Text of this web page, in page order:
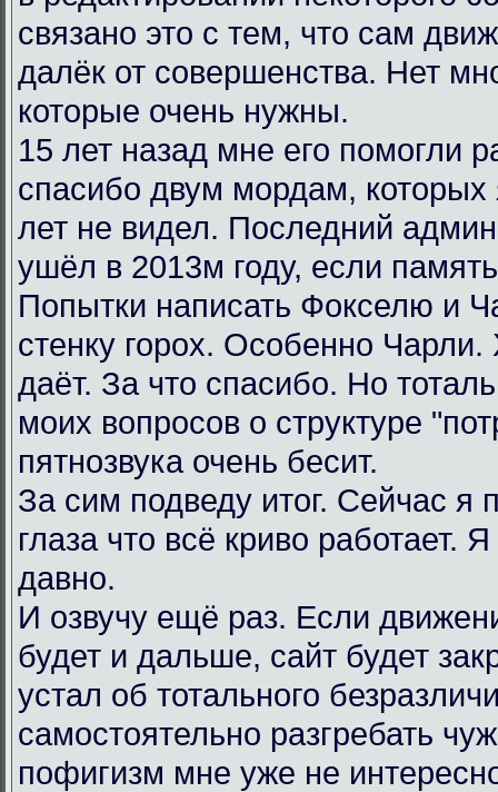
связано это с тем, что сам
далёк от совершенства. Нет
которые очень нужны.
15 лет назад мне его помогли
спасибо двум мордам, которых
лет не видел. Последний
ушёл в 2013м году, если
Попытки написать Фокселю и
стенку горох. Особенно Чарли.
даёт. За что спасибо. Но
моих вопросов о структуре
пятнозвука очень бесит.
За сим подведу итог. Сейчас я
глаза что всё криво работает.
давно.
И озвучу ещё раз. Если
будет и дальше, сайт будет
устал об тотального
самостоятельно разгребать
пофигизм мне уже не